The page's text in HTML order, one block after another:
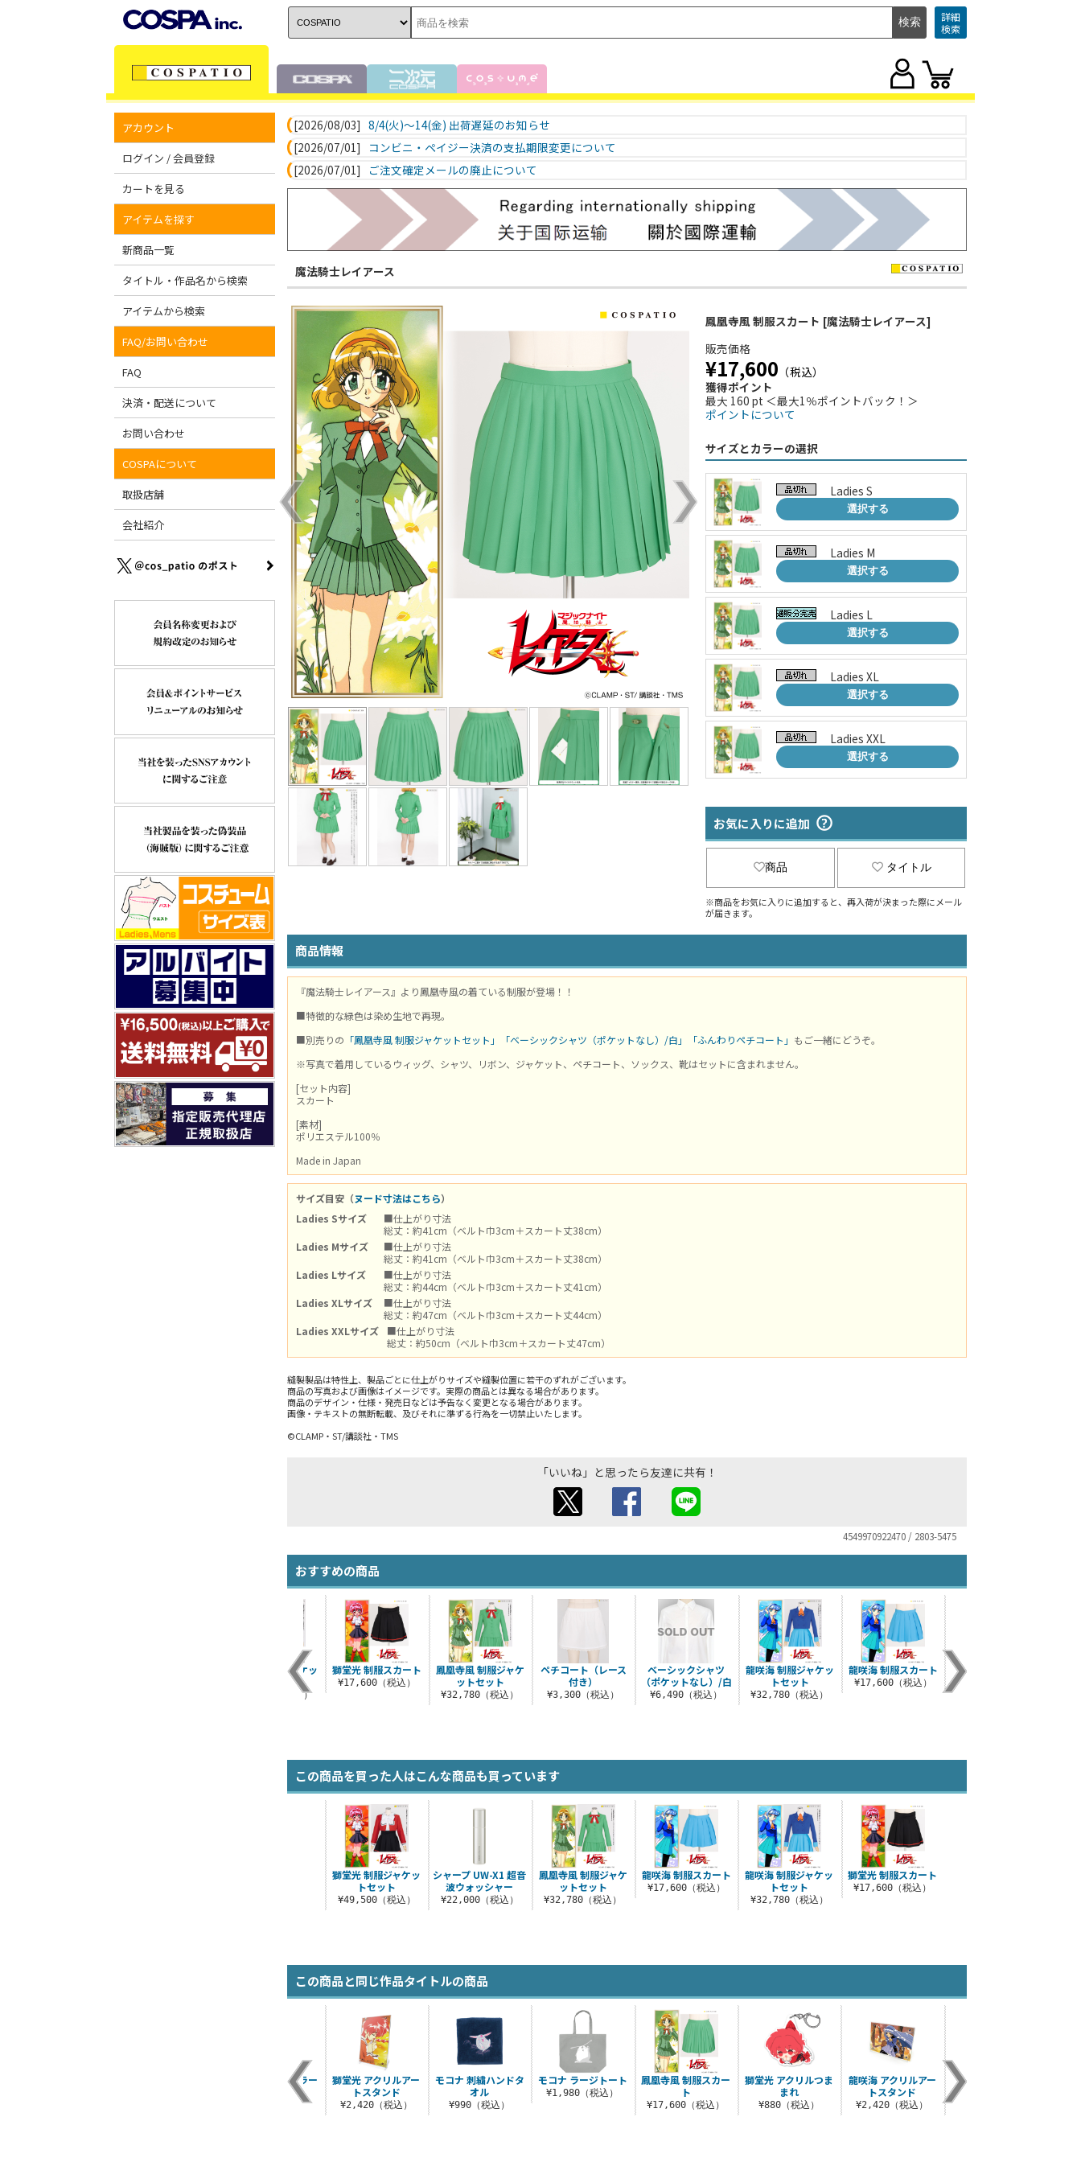
詳細
検索
アカウント
ログイン / 会員登録
カートを見る
アイテムを探す
新商品一覧
タイトル・作品名から検索
アイテムから検索
FAQ/お問い合わせ
FAQ
決済・配送について
お問い合わせ
COSPAについて
取扱店舗
会社紹介
[2026/08/03] 8/4(火)～14(金) 出荷遅延のお知らせ
[2026/07/01]
コンビニ・ペイジー決済の支払期限変更について
[2026/07/01]
ご注文確定メールの廃止について
魔法騎士レイアース
鳳凰寺風 制服スカート [魔法騎士レイアース]
販売価格
¥17,600 （税込）
獲得ポイント
最大 160 pt ＜最大1％ポイントバック！＞
ポイントについて
サイズとカラーの選択
Ladies S
選択する
Ladies M
選択する
Ladies L
選択する
Ladies XL
選択する
Ladies XXL
選択する
お気に入りに追加
商品 タイトル
※商品をお気に入りに追加すると、再入荷が決まった際にメール
が届きます。
商品情報
『魔法騎士レイアース』より鳳凰寺風の着ている制服が登場！！
■特徴的な緑色は染め生地で再現。
■別売りの 「鳳凰寺風 制服ジャケットセット」 「ベーシックシャツ（ポケットなし）/白」 「ふんわりペチコート」 もご一緒にどうぞ。
※写真で着用しているウィッグ、シャツ、リボン、ジャケット、ペチコート、ソックス、靴はセットに含まれません。
[セット内容]
スカート
[素材]
ポリエステル100％
Made in Japan
サイズ目安（ヌード寸法はこちら）
Ladies Sサイズ
■仕上がり寸法
総丈：約41cm（ベルト巾3cm＋スカート丈38cm）
Ladies Mサイズ
■仕上がり寸法
総丈：約41cm（ベルト巾3cm＋スカート丈38cm）
Ladies Lサイズ
■仕上がり寸法
総丈：約44cm（ベルト巾3cm＋スカート丈41cm）
Ladies XLサイズ
■仕上がり寸法
総丈：約47cm（ベルト巾3cm＋スカート丈44cm）
Ladies XXLサイズ
■仕上がり寸法
総丈：約50cm（ベルト巾3cm＋スカート丈47cm）
縫製製品は特性上、製品ごとに仕上がりサイズや縫製位置に若干のずれがございます。
商品の写真および画像はイメージです。実際の商品とは異なる場合があります。
商品のデザイン・仕様・発売日などは予告なく変更となる場合があります。
画像・テキストの無断転載、及びそれに準ずる行為を一切禁止いたします。
©CLAMP・ST/講談社・TMS
「いいね」と思ったら友達に共有！
4549970922470 / 2803-5475
おすすめの商品
ペチコート（レース
付き）
¥3,300（税込）
ベーシックシャツ
（ポケットなし）/白
¥6,490（税込）
龍咲海 制服ジャケッ
トセット
¥32,780（税込）
龍咲海 制服スカート
¥17,600（税込）
ふんわりペチコート
¥4,400（税込）
獅堂光 制服ジャケッ
トセット
¥49,500（税込）
獅堂光 制服スカート
¥17,600（税込）
鳳凰寺風 制服ジャケ
ットセット
¥32,780（税込）
この商品を買った人はこんな商品も買っています
鳳凰寺風 制服ジャケ
ットセット
¥32,780（税込）
龍咲海 制服スカート
¥17,600（税込）
龍咲海 制服ジャケッ
トセット
¥32,780（税込）
獅堂光 制服スカート
¥17,600（税込）
獅堂光 制服ジャケッ
トセット
¥49,500（税込）
シャープ UW-X1 超音
波ウォッシャー
¥22,000（税込）
この商品と同じ作品タイトルの商品
モコナ ラージトート
¥1,980（税込）
鳳凰寺風 制服スカー
ト
¥17,600（税込）
獅堂光 アクリルつま
まれ
¥880（税込）
龍咲海 アクリルアー
トスタンド
¥2,420（税込）
光＆海＆風 フルカラ
光・海・風の剣 ラー
ジトート
¥1,980（税込）
獅堂光 アクリルアー
トスタンド
¥2,420（税込）
モコナ 刺繍ハンドタ
オル
¥990（税込）